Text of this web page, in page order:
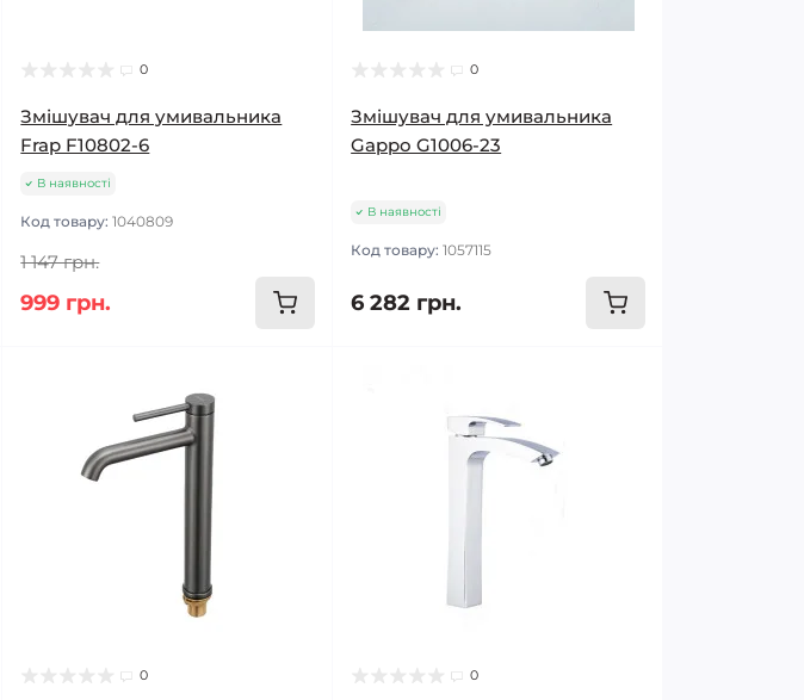
0
Змішувач для умивальника
Frap F10802-6
В наявності
Код товару:1040809
1 147 грн.
999 грн.
0
Змішувач для умивальника
Gappo G1006-23
В наявності
Код товару:1057115
6 282 грн.
0 0